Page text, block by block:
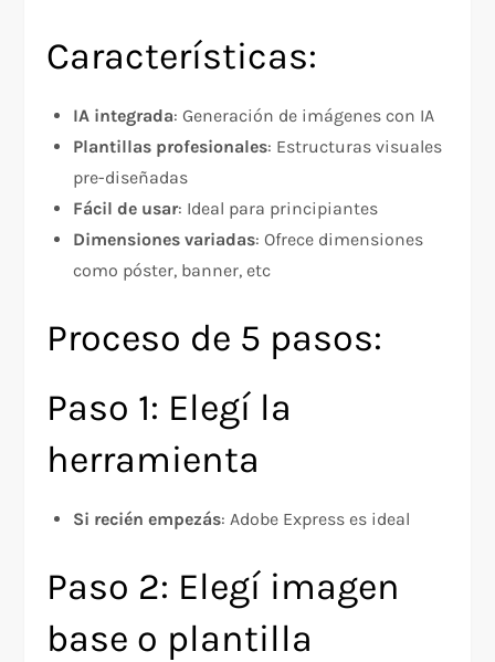
Características:
IA integrada: Generación de imágenes con IA
Plantillas profesionales: Estructuras visuales
pre-diseñadas
Fácil de usar: Ideal para principiantes
Dimensiones variadas: Ofrece dimensiones
como póster, banner, etc
Proceso de 5 pasos:
Paso 1: Elegí la
herramienta
Si recién empezás: Adobe Express es ideal
Paso 2: Elegí imagen
base o plantilla